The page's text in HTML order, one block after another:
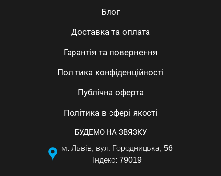
Блог
Доставка та оплата
Гарантія та повернення
Політика конфіденційності
Публічна оферта
Політика в сфері якості
БУДЕМО НА ЗВЯЗКУ
м. Львів, вул. Городницька, 56
Індекс: 79019